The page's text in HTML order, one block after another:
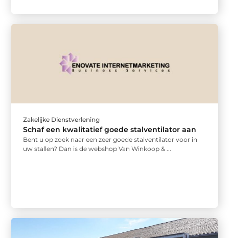
Zakelijke Dienstverlening
Schaf een kwalitatief goede stalventilator aan
Bent u op zoek naar een zeer goede stalventilator voor in
uw stallen? Dan is de webshop Van Winkoop & ...